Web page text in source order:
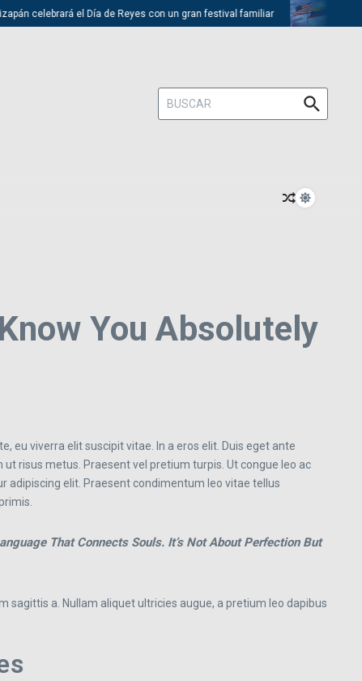
el Día de Reyes con un gran festival familiar Trump
Buscar:
You Absolutely
eu viverra elit suscipit vitae. In a eros elit. Duis eget ante
risus metus. Praesent vel pretium turpis. Ut congue leo ac
adipiscing elit. Praesent condimentum leo vitae tellus
That Connects Souls. It’s Not About Perfection But
sagittis a. Nullam aliquet ultricies augue, a pretium leo dapibus